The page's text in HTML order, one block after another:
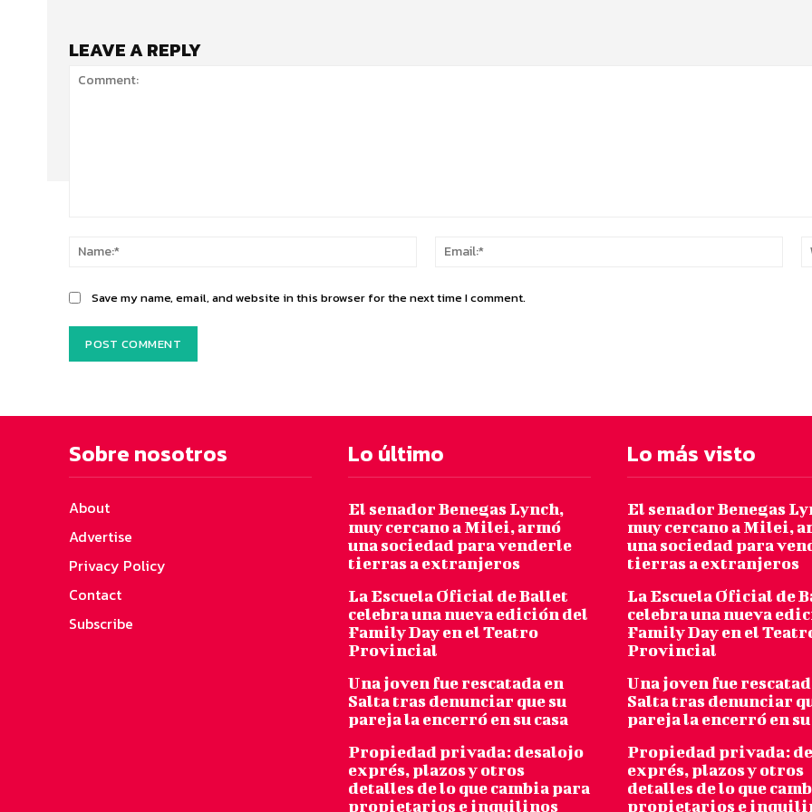
LEAVE A REPLY
Name:*
Save my name, email, and website in this browser for the next time I comment.
Sobre nosotros
About
Advertise
Privacy Policy
Contact
Subscribe
Lo último
El senador Benegas Lynch,
muy cercano a Milei, armó
una sociedad para venderle
tierras a extranjeros
La Escuela Oficial de Ballet
celebra una nueva edición del
Family Day en el Teatro
Provincial
Una joven fue rescatada en
Salta tras denunciar que su
pareja la encerró en su casa
Propiedad privada: desalojo
exprés, plazos y otros
detalles de lo que cambia para
propietarios e inquilinos
Lo más visto
El senador Benegas
muy cercano a Milei,
una sociedad para
tierras a extranjeros
La Escuela Oficial de
celebra una nueva
Family Day en el
Provincial
Una joven fue
Salta tras denunciar
pareja la encerró en su
Propiedad privada:
exprés, plazos y otros
detalles de lo que
propietarios e